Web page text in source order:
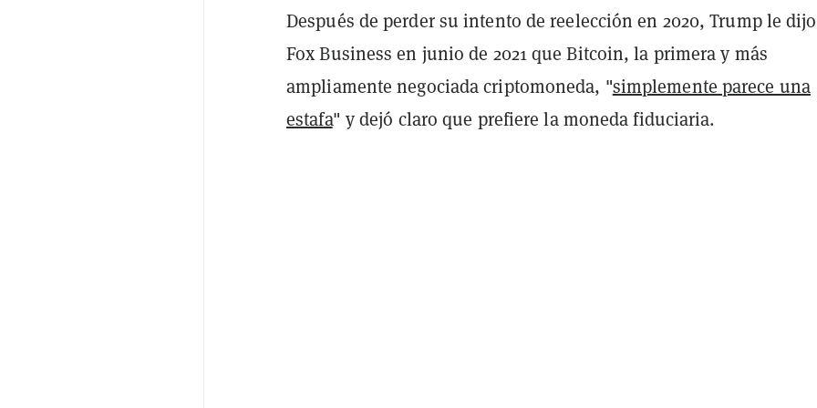
Después de perder su intento de reelección en 2020, Trump le
Fox Business en junio de 2021 que Bitcoin, la primera y más
ampliamente negociada criptomoneda, "simplemente parece una
estafa" y dejó claro que prefiere la moneda fiduciaria.